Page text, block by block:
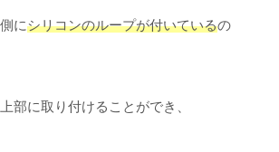
にシリコンのループが付いているの
部に取り付けることができ、